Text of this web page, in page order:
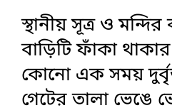
স্থানীয় সূত্র ও
বাড়িটি ফাঁকা
কোনো এক সময়
গেটের তালা ভেঙে